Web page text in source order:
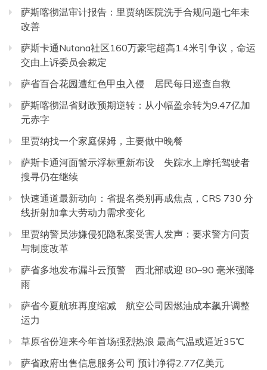
萨斯喀彻温审计报告：里贾纳医院洗手合规问题七年未
改善
萨斯卡通Nutana社区160万豪宅超高1.4米引争议，命运
交由上诉委员会裁定
萨省百合花园遭红色甲虫入侵 居民每日巡查自救
萨斯喀彻温省财政预期逆转：从小幅盈余转为9.47亿加
元赤字
里贾纳找一个家庭保姆，主要做中晚餐
萨斯卡通河面警示浮标重新布设 失踪水上摩托驾驶者
搜寻仍在继续
快速通道最新动向：省提名类别再成焦点，CRS 730 分
线折射加拿大劳动力需求变化
里贾纳警员涉嫌侵犯隐私案受害人发声：要求警方问责
与制度改革
萨省多地发布漏斗云预警 西北部或迎 80–90 毫米强降
雨
萨省今夏航班再度缩减 航空公司因燃油成本飙升调整
运力
草原省份迎来今年首场强烈热浪 最高气温或逼近35℃
萨省政府出售信息服务公司 预计净得2.77亿美元